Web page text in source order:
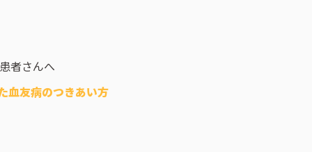
者さんへ
⾎友病のつきあい⽅